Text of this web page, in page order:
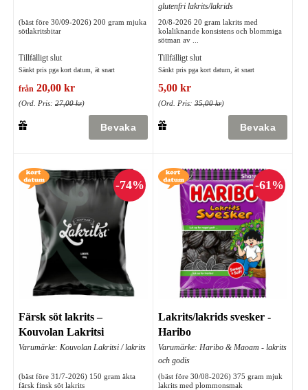
(bäst före 30/09-2026) 200 gram mjuka
sötlakritsbitar
Tillfälligt slut
Sänkt pris pga kort datum, ät snart
från 20,00 kr
(Ord. Pris: 27,00 kr)
glutenfri lakrits/lakrids
20/8-2026 20 gram lakrits med
kolaliknande konsistens och blommiga
sötman av ...
Tillfälligt slut
Sänkt pris pga kort datum, ät snart
5,00 kr
(Ord. Pris: 35,00 kr)
Färsk söt lakrits –
Kouvolan Lakritsi
Varumärke: Kouvolan Lakritsi / lakrits
(bäst före 31/7-2026) 150 gram äkta
färsk finsk söt lakrits
Lakrits/lakrids svesker -
Haribo
Varumärke: Haribo & Maoam - lakrits
och godis
(bäst före 30/08-2026) 375 gram mjuk
lakrits med plommonsmak